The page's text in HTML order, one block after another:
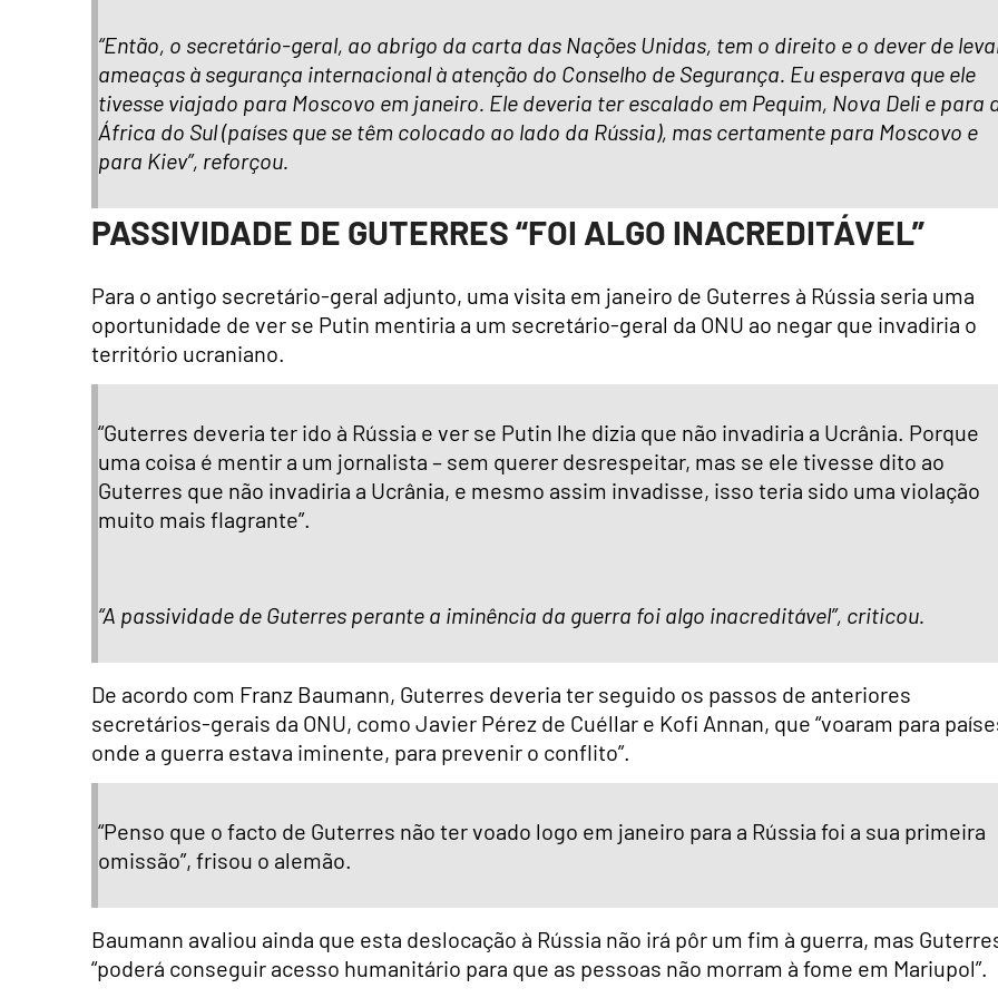
“Então, o secretário-geral, ao abrigo da carta das Nações Unidas, tem o direito e o dever de
ameaças à segurança internacional à atenção do Conselho de Segurança. Eu esperava que ele
tivesse viajado para Moscovo em janeiro. Ele deveria ter escalado em Pequim, Nova Deli e para
África do Sul (países que se têm colocado ao lado da Rússia), mas certamente para Moscovo e
para Kiev”, reforçou.
PASSIVIDADE DE GUTERRES “FOI ALGO INACREDITÁVEL”
Para o antigo secretário-geral adjunto, uma visita em janeiro de Guterres à Rússia seria uma
oportunidade de ver se Putin mentiria a um secretário-geral da ONU ao negar que invadiria o
território ucraniano.
“Guterres deveria ter ido à Rússia e ver se Putin lhe dizia que não invadiria a Ucrânia. Porque
uma coisa é mentir a um jornalista – sem querer desrespeitar, mas se ele tivesse dito ao
Guterres que não invadiria a Ucrânia, e mesmo assim invadisse, isso teria sido uma violação
muito mais flagrante”.
“A passividade de Guterres perante a iminência da guerra foi algo inacreditável”, criticou.
De acordo com Franz Baumann, Guterres deveria ter seguido os passos de anteriores
secretários-gerais da ONU, como Javier Pérez de Cuéllar e Kofi Annan, que “voaram para
onde a guerra estava iminente, para prevenir o conflito”.
“Penso que o facto de Guterres não ter voado logo em janeiro para a Rússia foi a sua primeira
omissão”, frisou o alemão.
Baumann avaliou ainda que esta deslocação à Rússia não irá pôr um fim à guerra, mas
“poderá conseguir acesso humanitário para que as pessoas não morram à fome em Mariupol”.